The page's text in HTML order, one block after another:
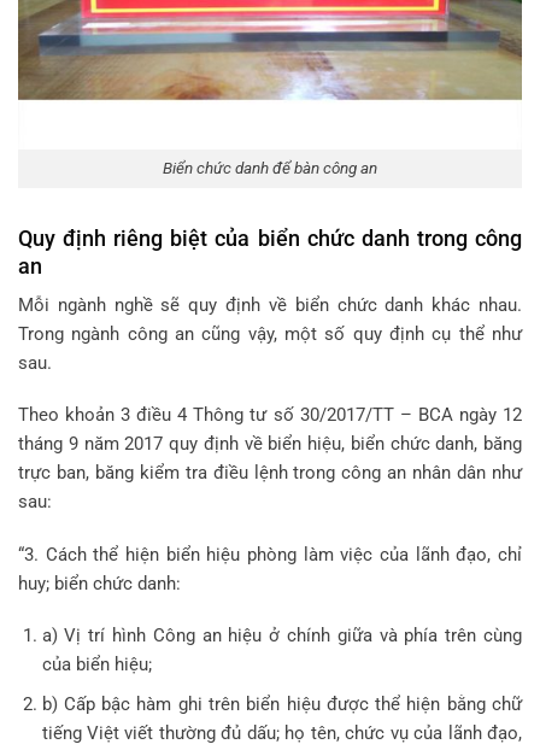
Biển chức danh để bàn công an
Quy định riêng biệt của biển chức danh trong công
an
Mỗi ngành nghề sẽ quy định về biển chức danh khác nhau.
Trong ngành công an cũng vậy, một số quy định cụ thể như
sau.
Theo khoản 3 điều 4 Thông tư số 30/2017/TT – BCA ngày 12
tháng 9 năm 2017 quy định về biển hiệu, biển chức danh, băng
trực ban, băng kiểm tra điều lệnh trong công an nhân dân như
sau:
“3. Cách thể hiện biển hiệu phòng làm việc của lãnh đạo, chỉ
huy; biển chức danh:
a) Vị trí hình Công an hiệu ở chính giữa và phía trên cùng
của biển hiệu;
b) Cấp bậc hàm ghi trên biển hiệu được thể hiện bằng chữ
tiếng Việt viết thường đủ dấu; họ tên, chức vụ của lãnh đạo,